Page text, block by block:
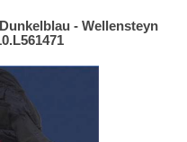
- Wellensteyn